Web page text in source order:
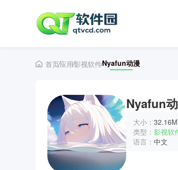
首页应用影视软件Nyafun动漫
Nyafun
大小： 32.16M
类型： 影视软
语言： 中文